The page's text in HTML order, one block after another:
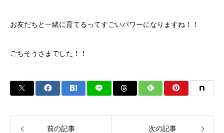
お友だちと一緒に育てるってすごいパワーになりますね！！
ごちそうさまでした！！
前の記事 次の記事